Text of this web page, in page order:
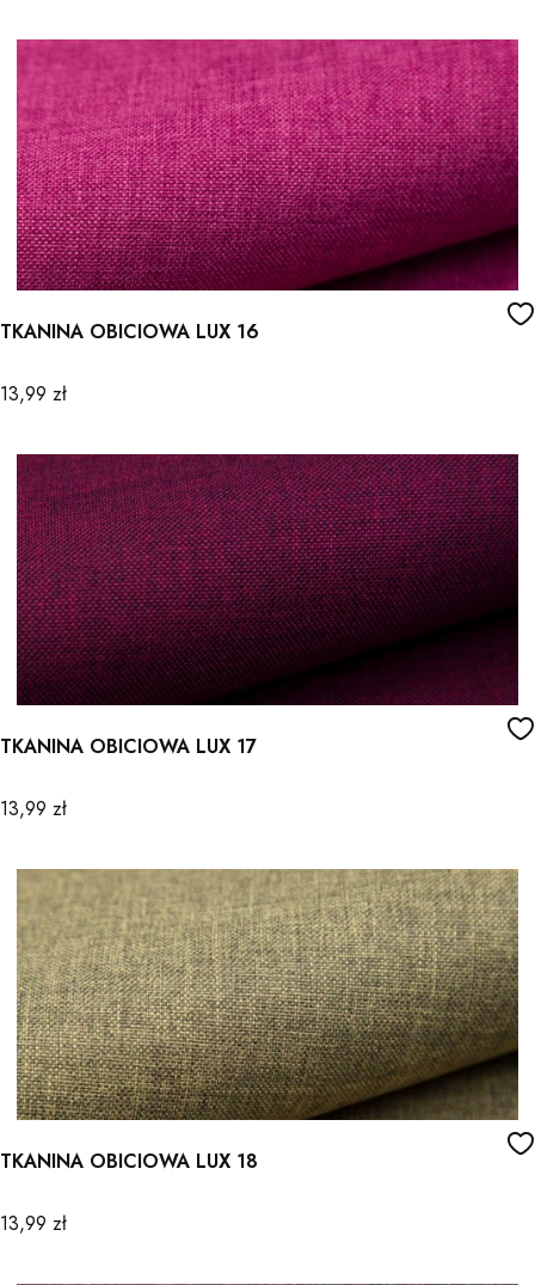
TKANINA OBICIOWA LUX 16
Cena
13,99 zł
TKANINA OBICIOWA LUX 17
Cena
13,99 zł
TKANINA OBICIOWA LUX 18
Cena
13,99 zł